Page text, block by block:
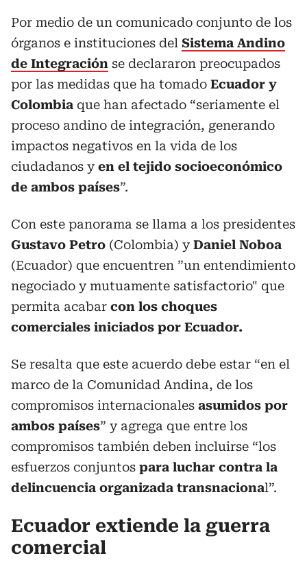
Por medio de un comunicado conjunto de los
órganos e instituciones del Sistema Andino
de Integración se declararon preocupados
por las medidas que ha tomado Ecuador y
Colombia que han afectado “seriamente el
proceso andino de integración, generando
impactos negativos en la vida de los
ciudadanos yen el tejido socioeconómico
de ambos países”.
Con este panorama se llama a los presidentes
Gustavo Petro (Colombia) yDaniel Noboa
(Ecuador) que encuentren ”un entendimiento
negociado y mutuamente satisfactorio" que
permita acabar con los choques
comerciales iniciados por Ecuador.
Se resalta que este acuerdo debe estar “en el
marco de la Comunidad Andina, de los
compromisos internacionales asumidos por
ambos países” y agrega que entre los
compromisos también deben incluirse “los
esfuerzos conjuntos para luchar contra la
delincuencia organizada transnacional”.
Ecuador extiende la guerra
comercial